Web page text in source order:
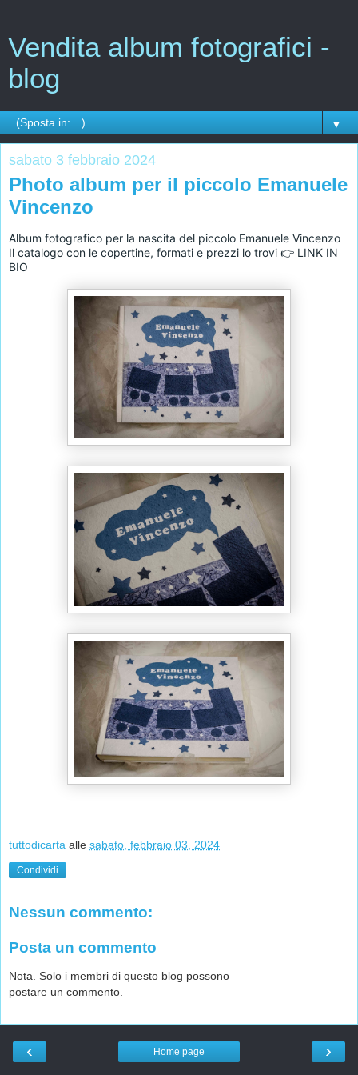
Vendita album fotografici -
blog
▼
sabato 3 febbraio 2024
Photo album per il piccolo Emanuele
Vincenzo
Album fotografico per la nascita del piccolo Emanuele Vincenzo
Il catalogo con le copertine, formati e prezzi lo trovi 👉 LINK IN
BIO
tuttodicarta alle sabato, febbraio 03, 2024
Condividi
Nessun commento:
Posta un commento
Nota. Solo i membri di questo blog possono
postare un commento.
‹ ›
Home page